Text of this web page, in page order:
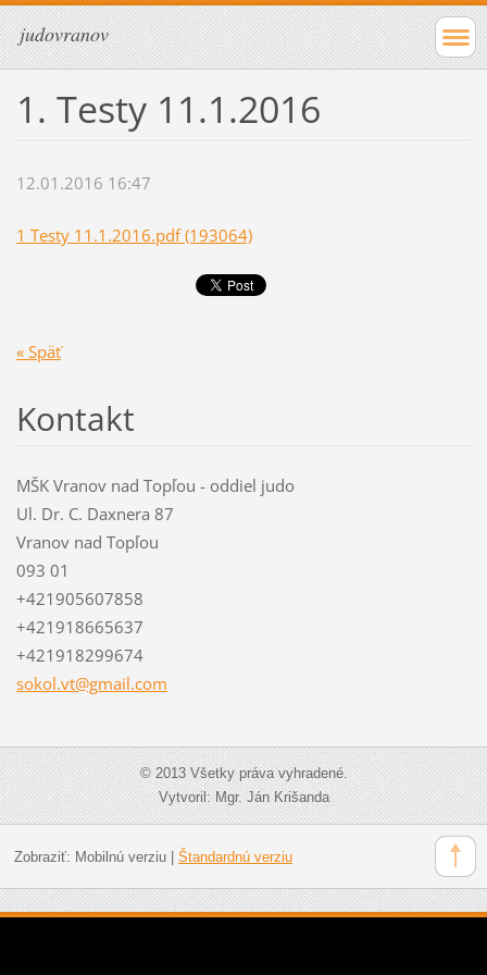
judovranov
1. Testy 11.1.2016
12.01.2016 16:47
1 Testy 11.1.2016.pdf (193064)
« Späť
Kontakt
MŠK Vranov nad Topľou - oddiel judo
Ul. Dr. C. Daxnera 87
Vranov nad Topľou
093 01
+421905607858
+421918665637
+421918299674
sokol.vt@gmail.com
© 2013 Všetky práva vyhradené.
Vytvoril: Mgr. Ján Krišanda
Zobraziť: Mobilnú verziu| Štandardnú verziu